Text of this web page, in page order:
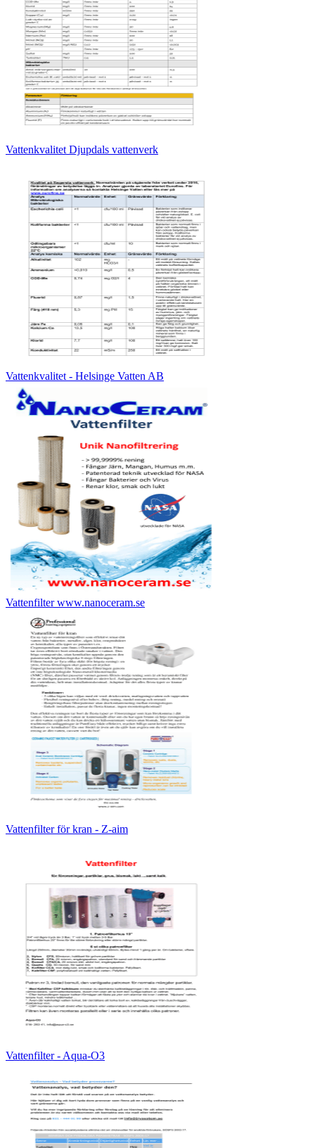
Vattenkvalitet Djupdals vattenverk
Vattenkvalitet - Helsinge Vatten AB
Vattenfilter www.nanoceram.se
Vattenfilter för kran - Z-aim
Vattenfilter - Aqua-O3